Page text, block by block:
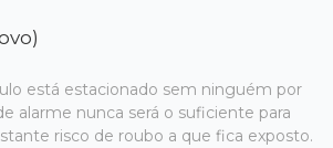
está estacionado sem ninguém por
alarme nunca será o suficiente para
risco de roubo a que fica exposto.